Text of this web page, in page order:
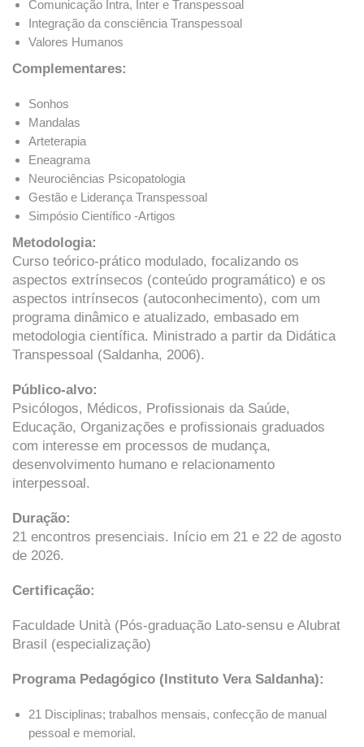
Comunicação Intra, Inter e Transpessoal
Integração da consciência Transpessoal
Valores Humanos
Complementares:
Sonhos
Mandalas
Arteterapia
Eneagrama
Neurociências Psicopatologia
Gestão e Liderança Transpessoal
Simpósio Científico -Artigos
Metodologia:
Curso teórico-prático modulado, focalizando os
aspectos extrínsecos (conteúdo programático) e os
aspectos intrínsecos (autoconhecimento), com um
programa dinâmico e atualizado, embasado em
metodologia científica. Ministrado a partir da Didática
Transpessoal (Saldanha, 2006).
Público-alvo:
Psicólogos, Médicos, Profissionais da Saúde,
Educação, Organizações e profissionais graduados
com interesse em processos de mudança,
desenvolvimento humano e relacionamento
interpessoal.
Duração:
21 encontros presenciais. Início em 21 e 22 de agosto
de 2026.
Certificação:
Faculdade Unità (Pós-graduação Lato-sensu e Alubrat
Brasil (especialização)
Programa Pedagógico (Instituto Vera Saldanha):
21 Disciplinas; trabalhos mensais, confecção de manual
pessoal e memorial.